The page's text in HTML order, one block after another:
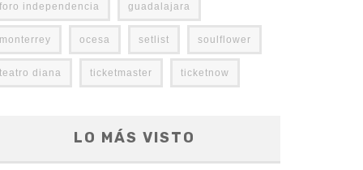
foro independencia guadalajara
monterrey ocesa setlist soulflower
teatro diana ticketmaster ticketnow
LO MÁS VISTO